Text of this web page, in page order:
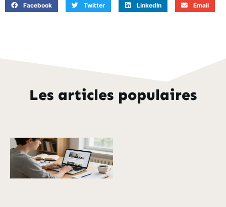
Facebook Twitter LinkedIn Email
Les articles populaires